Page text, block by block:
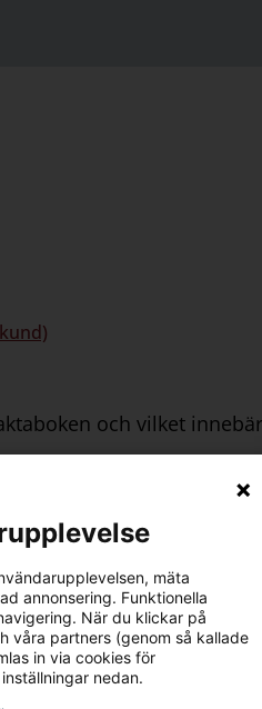
och vilket
mäta
annonsering. Funktionella
När du klickar på
våra partners (genom så kallade
in via cookies för
nedan.